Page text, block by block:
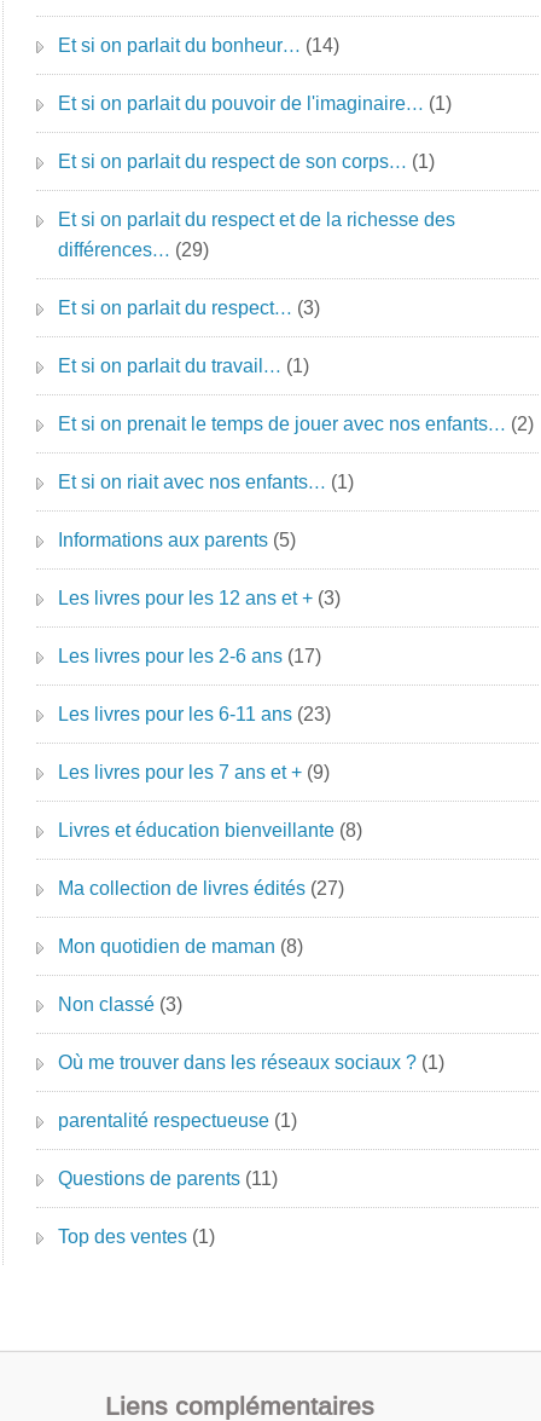
Et si on parlait du bonheur… (14)
Et si on parlait du pouvoir de l'imaginaire… (1)
Et si on parlait du respect de son corps… (1)
Et si on parlait du respect et de la richesse des
différences… (29)
Et si on parlait du respect… (3)
Et si on parlait du travail… (1)
Et si on prenait le temps de jouer avec nos enfants… (2)
Et si on riait avec nos enfants… (1)
Informations aux parents (5)
Les livres pour les 12 ans et + (3)
Les livres pour les 2-6 ans (17)
Les livres pour les 6-11 ans (23)
Les livres pour les 7 ans et + (9)
Livres et éducation bienveillante (8)
Ma collection de livres édités (27)
Mon quotidien de maman (8)
Non classé (3)
Où me trouver dans les réseaux sociaux ? (1)
parentalité respectueuse (1)
Questions de parents (11)
Top des ventes (1)
Liens complémentaires